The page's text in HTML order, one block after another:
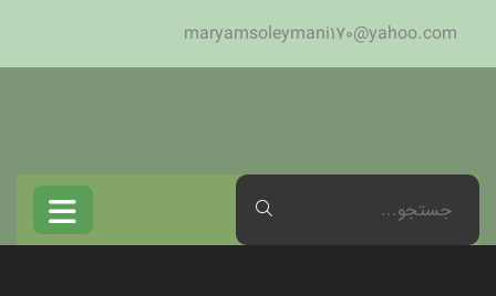
maryamsoleymani170@yahoo.com